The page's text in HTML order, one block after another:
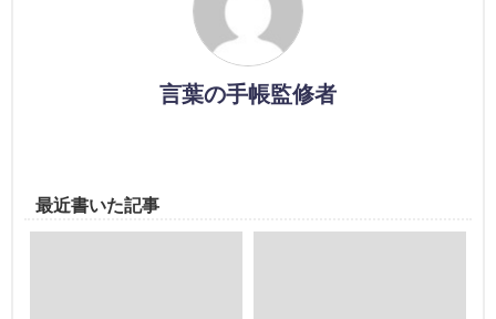
言葉の手帳監修者
最近書いた記事